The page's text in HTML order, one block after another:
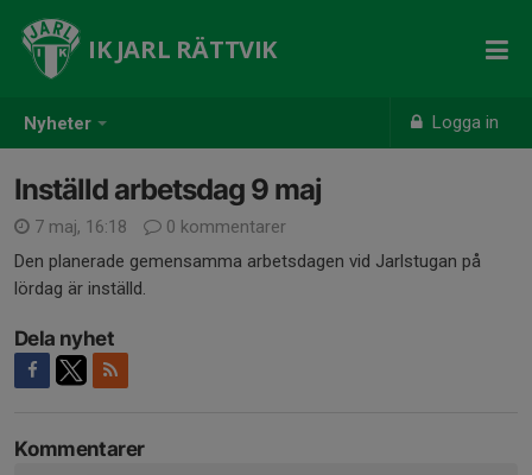
Nyheter Logga in
IK JARL RÄTTVIK
Inställd arbetsdag 9 maj
7 maj, 16:18
0 kommentarer
Den planerade gemensamma arbetsdagen vid Jarlstugan på
lördag är inställd.
Dela nyhet
Kommentarer